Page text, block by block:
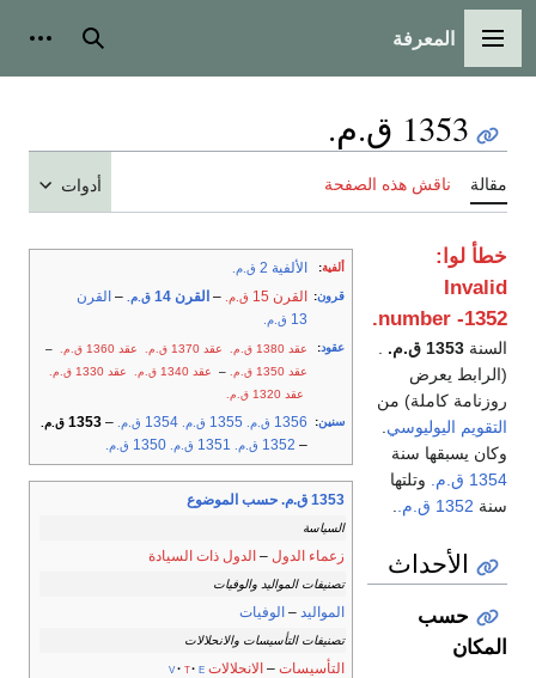
القائمة الرئيسية
المعرفة بحث
1353 ق.م.
مقالة ناقش هذه الصفحة أدوات
ألفية: الألفية 2 ق.م.
قرون: القرن 15 ق.م. – القرن 14 ق.م. – القرن
13 ق.م.
عقود: عقد 1380 ق.م. عقد 1370 ق.م. عقد 1360 ق.م. –
عقد 1350
ق.م. – عقد 1340 ق.م. عقد 1330 ق.م.
عقد 1320 ق.م.
سنين:
1356 ق.م. 1355 ق.م. 1354 ق.م. –
1353 ق.م.
–
1352 ق.م. 1351 ق.م. 1350 ق.م.
1353 ق.م. حسب الموضوع
السياسة
زعماء الدول – الدول ذات السيادة
تصنيفات المواليد والوفيات
المواليد – الوفيات
تصنيفات التأسيسات والانحلالات
التأسيسات – الانحلالات v t e
خطأ لوا:
Invalid
number -1352.
السنة 1353 ق.م.
(الرابط يعرض
روزنامة كاملة) من
التقويم اليوليوسي
وكان يسبقها سنة
1354 ق.م.
وتلتها
سنة 1352 ق.م.
الأحداث
حسب
المكان